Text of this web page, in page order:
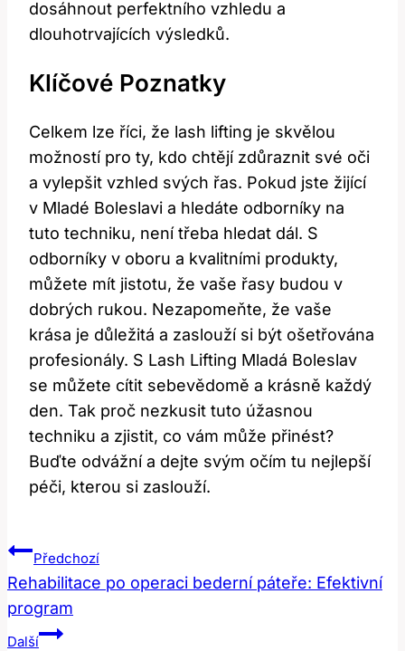
dosáhnout perfektního vzhledu a
dlouhotrvajících výsledků.
Klíčové Poznatky
Celkem lze‍ říci, že⁢ lash lifting je skvělou
⁢možností pro ty, kdo chtějí zdůraznit​ své ⁣oči
a ​vylepšit vzhled svých řas.⁣ Pokud jste žijící
v Mladé Boleslavi a hledáte odborníky na
tuto techniku, není třeba hledat dál.‍ S
odborníky v oboru a kvalitními produkty,
můžete mít ​jistotu, že vaše⁤ řasy budou v
dobrých rukou.⁣ Nezapomeňte, že vaše
krása je důležitá a ​zaslouží si být ošetřována
profesionály. S Lash Lifting Mladá Boleslav
se můžete cítit sebevědomě a krásně každý
den. Tak ⁣proč‌ nezkusit tuto úžasnou
techniku a zjistit, co⁣ vám může přinést?
Buďte odvážní a dejte svým očím⁢ tu nejlepší
péči, kterou si zaslouží.
Navigace
Pro
Příspěvek
Předchozí
Rehabilitace po operaci bederní páteře: Efektivní
program
Další